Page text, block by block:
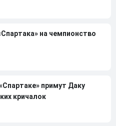
на чемпионство
примут Даку
кричалок